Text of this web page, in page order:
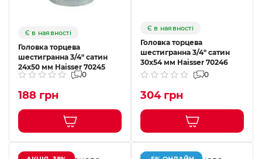
Є в наявності
Головка торцева
шестигранна 3/4" сатин
24x50 мм Haisser 70245
0
188 грн
Є в наявності
Головка торцева
шестигранна 3/4" сатин
30x54 мм Haisser 70246
0
304 грн